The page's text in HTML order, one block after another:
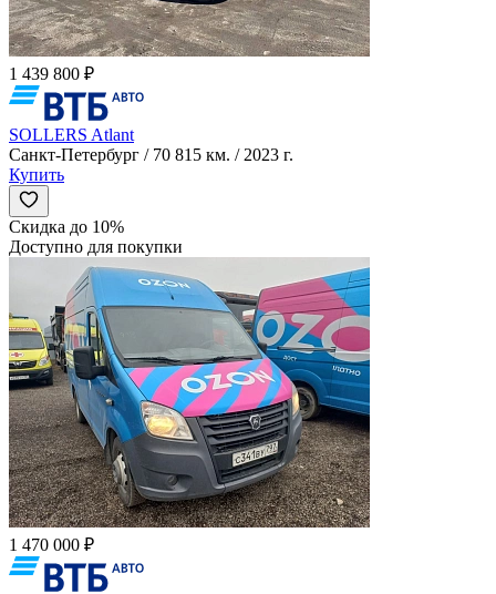
1 439 800 ₽
SOLLERS Atlant
Санкт-Петербург / 70 815 км. / 2023 г.
Купить
Скидка до 10%
Доступно для покупки
1 470 000 ₽